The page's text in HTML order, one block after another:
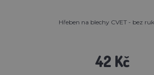
Hřeben na blechy CVET - bez
42 Kč